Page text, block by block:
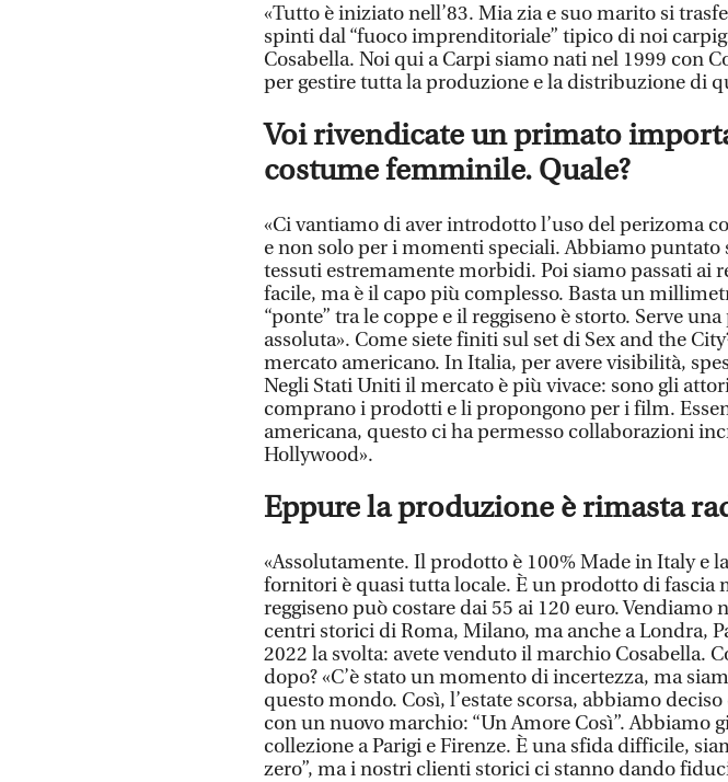
«Tutto è iniziato nell’83. Mia zia e suo marito si
spinti dal “fuoco imprenditoriale” tipico di noi
Cosabella. Noi qui a Carpi siamo nati nel 1999 con
per gestire tutta la produzione e la distribuzione di
Voi rivendicate un primato
costume femminile. Quale?
«Ci vantiamo di aver introdotto l’uso del perizoma
e non solo per i momenti speciali. Abbiamo
tessuti estremamente morbidi. Poi siamo passati ai
facile, ma è il capo più complesso. Basta un
“ponte” tra le coppe e il reggiseno è storto. Serve
assoluta». Come siete finiti sul set di Sex and the
mercato americano. In Italia, per avere visibilità,
Negli Stati Uniti il mercato è più vivace: sono gli
comprano i prodotti e li propongono per i film.
americana, questo ci ha permesso collaborazioni
Hollywood».
Eppure la produzione è rimasta
«Assolutamente. Il prodotto è 100% Made in Italy e
fornitori è quasi tutta locale. È un prodotto di fascia
reggiseno può costare dai 55 ai 120 euro. Vendiamo
centri storici di Roma, Milano, ma anche a Londra,
2022 la svolta: avete venduto il marchio Cosabella.
dopo? «C’è stato un momento di incertezza, ma
questo mondo. Così, l’estate scorsa, abbiamo
con un nuovo marchio: “Un Amore Così”. Abbiamo
collezione a Parigi e Firenze. È una sfida difficile,
zero”, ma i nostri clienti storici ci stanno dando